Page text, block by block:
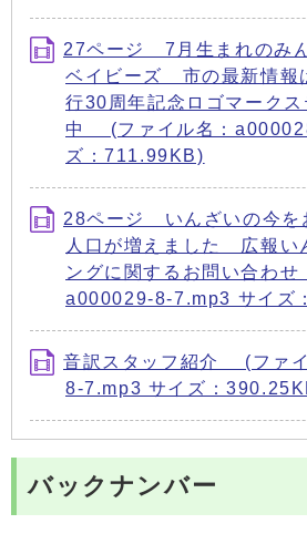
27ページ 7月生まれのみ
ベイビーズ 市の最新情
行30周年記念ロゴマーク
中 (ファイル名：
ズ：711.99KB)
28ページ いんざいの今
人口が増えました 広報い
ングに関するお問い合わ
a000029-8-7.mp3 サイズ
音訳スタッフ紹介 (ファ
8-7.mp3 サイズ：
バックナンバー